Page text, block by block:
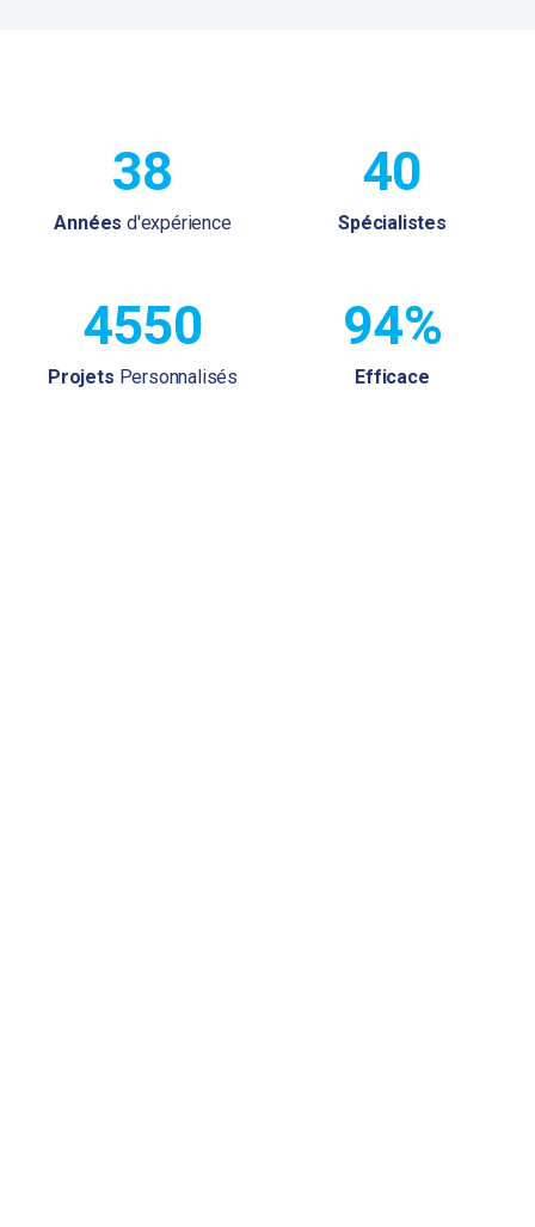
38
Années d'expérience
40
Spécialistes
4550
Projets Personnalisés
100%
Efficace